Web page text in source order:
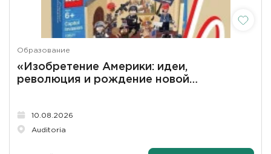
Образование
«Изобретение Америки: идеи,
революция и рождение новой
10.08.2026
Auditoria